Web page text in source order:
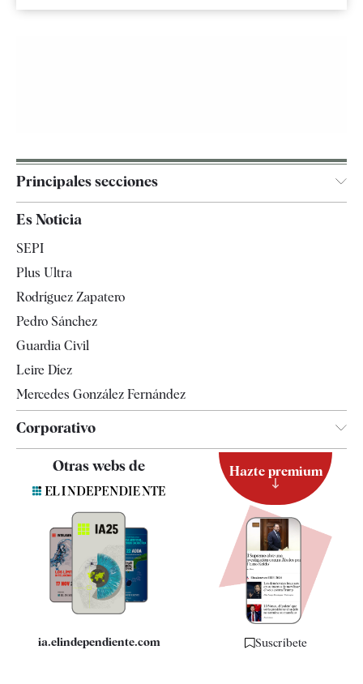
Principales secciones
España
Televisión
Es Noticia
SEPI
Plus Ultra
Rodríguez Zapatero
Pedro Sánchez
Guardia Civil
Leire Díez
Mercedes González Fernández
Corporativo
Contacto
Quiénes somos
Especificaciones
Otras webs de
ia.elindependiente.com
Hazte premium
Suscríbete